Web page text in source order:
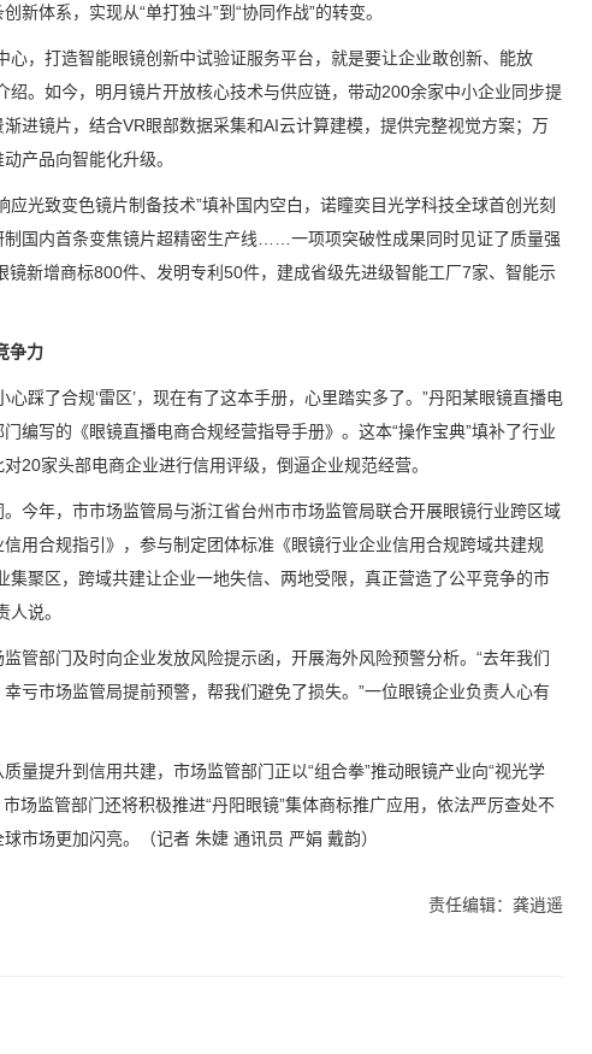
新体系，实现从“单打独斗”到“协同作战”的转变。
心，打造智能眼镜创新中试验证服务平台，就是要让企业敢创新、能放
绍。如今，明月镜片开放核心技术与供应链，带动200余家中小企业同步提
进镜片，结合VR眼部数据采集和AI云计算建模，提供完整视觉方案；万
产品向智能化升级。
应光致变色镜片制备技术”填补国内空白，诺瞳奕目光学科技全球首创光刻
制国内首条变焦镜片超精密生产线……一项项突破性成果同时见证了质量强
镜新增商标800件、发明专利50件，建成省级先进级智能工厂7家、智能示
争力
心踩了合规‘雷区’，现在有了这本手册，心里踏实多了。”丹阳某眼镜直播电
编写的《眼镜直播电商合规经营指导手册》。这本“操作宝典”填补了行业
20家头部电商企业进行信用评级，倒逼企业规范经营。
今年，市市场监管局与浙江省台州市市场监管局联合开展眼镜行业跨区域
用合规指引》，参与制定团体标准《眼镜行业企业信用合规跨域共建规
集聚区，跨域共建让企业一地失信、两地受限，真正营造了公平竞争的市
说。
管部门及时向企业发放风险提示函，开展海外风险预警分析。“去年我们
亏市场监管局提前预警，帮我们避免了损失。”一位眼镜企业负责人心有
量提升到信用共建，市场监管部门正以“组合拳”推动眼镜产业向“视光学
场监管部门还将积极推进“丹阳眼镜”集体商标推广应用，依法严厉查处不
市场更加闪亮。（记者 朱婕 通讯员 严娟 戴韵）
责任编辑：龚逍遥